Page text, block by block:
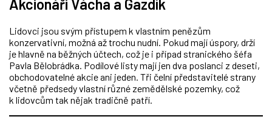
Akcionáři Vácha a Gazdík
Lidovci jsou svým přístupem k vlastním penězům
konzervativní, možná až trochu nudní. Pokud mají úspory, drží
je hlavně na běžných účtech, což je i případ stranického šéfa
Pavla Bělobrádka. Podílové listy mají jen dva poslanci z deseti,
obchodovatelné akcie ani jeden. Tři čelní představitelé strany
včetně předsedy vlastní různé zemědělské pozemky, což
k lidovcům tak nějak tradičně patří.